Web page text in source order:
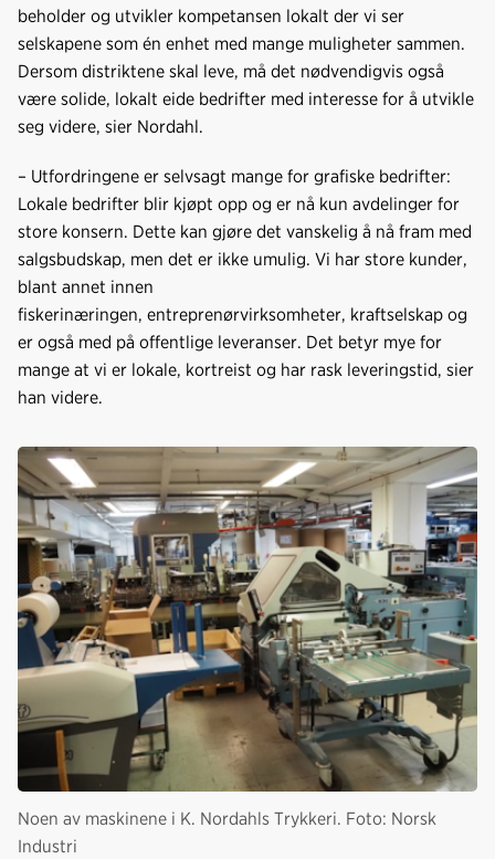
beholder og utvikler kompetansen lokalt der vi ser
selskapene som én enhet med mange muligheter sammen.
Dersom distriktene skal leve, må det nødvendigvis også
være solide, lokalt eide bedrifter med interesse for å utvikle
seg videre, sier Nordahl.
– Utfordringene er selvsagt mange for grafiske bedrifter:
Lokale bedrifter blir kjøpt opp og er nå kun avdelinger for
store konsern. Dette kan gjøre det vanskelig å nå fram med
salgsbudskap, men det er ikke umulig. Vi har store kunder,
blant annet innen
fiskerinæringen, entreprenørvirksomheter, kraftselskap og
er også med på offentlige leveranser. Det betyr mye for
mange at vi er lokale, kortreist og har rask leveringstid, sier
han videre.
Noen av maskinene i K. Nordahls Trykkeri. Foto: Norsk
Industri